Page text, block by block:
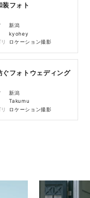
装フォト
新潟
kyohey
ロケーション撮影
ぐフォトウェディング
新潟
Takumu
ロケーション撮影